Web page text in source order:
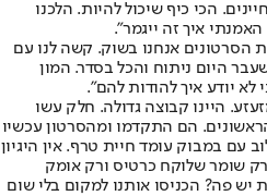
הכי כיף שיכול להיות. הלכנו
איך זה ייגמר".
הסרטונים אנחנו בשוק. קשה לנו עם
היום ניתוח והכל בסדר. המון
לא יודע איך להודות להם".
היינו קבוצה גדולה. חלק עשו
הם התקדמו ומהסרטון עכשיו
עם במבוק עומד חיית טרף. אין היגיון
שומר שלוקח כרטיס ורק אומק
פה? הכניסו אותנו למקום בלי שום